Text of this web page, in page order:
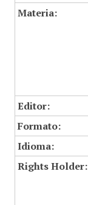
Materia:
Editor:
Formato:
Idioma:
Rights Holder: